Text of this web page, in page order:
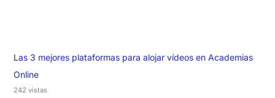
Las 3 mejores plataformas para alojar vídeos en Academias
Online
242 vistas